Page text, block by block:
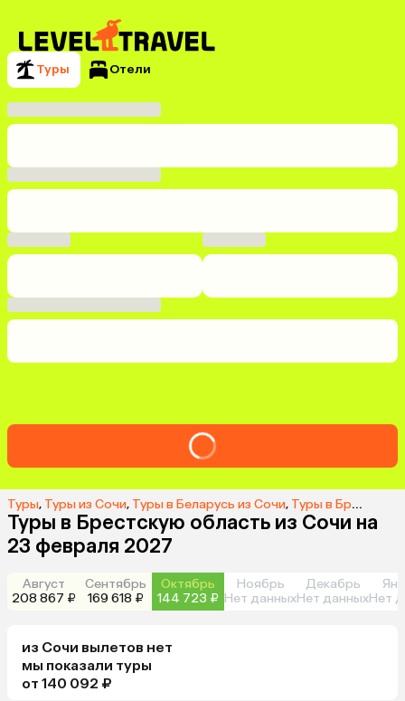
Туры Отели
Туры, Туры из Сочи, Туры в Беларусь из Сочи, Туры в Брестскую область из Сочи
Туры в Брестскую область из Сочи на
23 февраля 2027
Август
208 867 ₽
Сентябрь
169 618 ₽
Октябрь
144 723 ₽
Ноябрь
Нет данных
Декабрь
Нет данныхНет
из Сочи вылетов нет
мы показали туры
от 140 092 ₽